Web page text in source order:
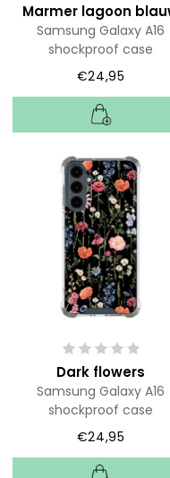
Marmer lagoon
Samsung Galaxy A16
shockproof case
€24,95
Dark flowers
Samsung Galaxy A16
shockproof case
€24,95